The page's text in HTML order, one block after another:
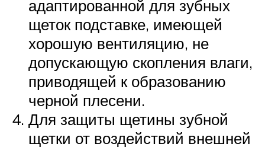
адаптированной для зубных
щеток подставке, имеющей
хорошую вентиляцию, не
допускающую скопления влаги,
приводящей к образованию
черной плесени.
Для защиты щетины зубной
щетки от воздействий внешней